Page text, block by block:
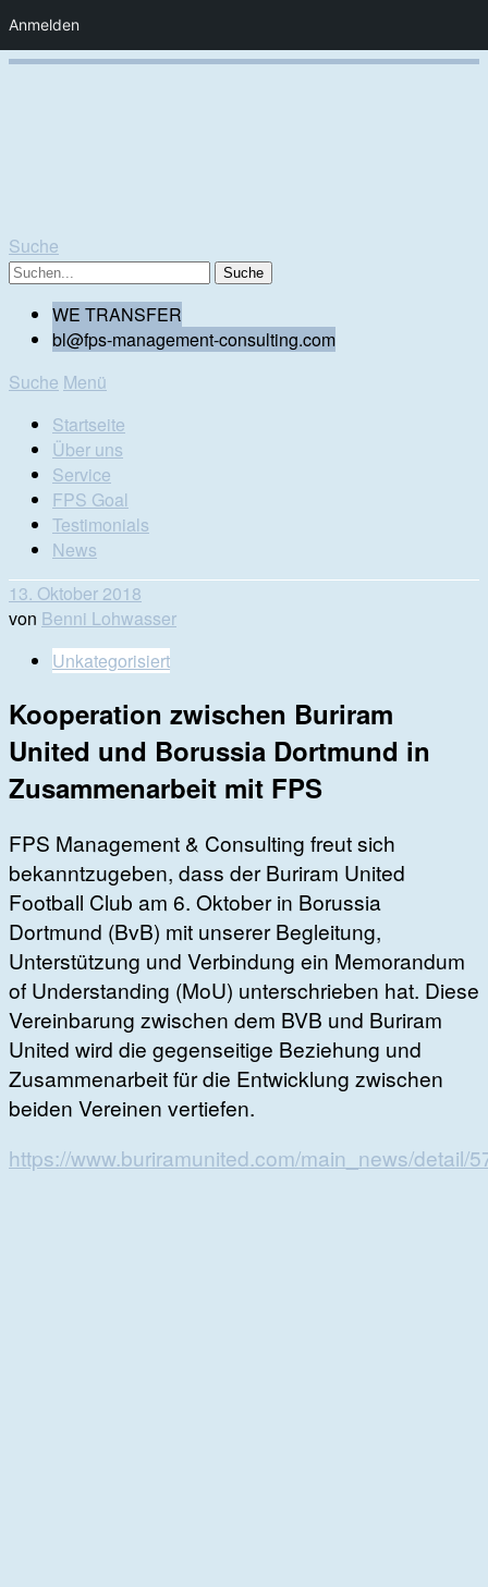
Suche
WE TRANSFER
bl@fps-management-consulting.com
Suche Menü
Startseite
Über uns
Service
FPS Goal
Testimonials
News
13. Oktober 2018
von Benni Lohwasser
Unkategorisiert
Kooperation zwischen Buriram
United und Borussia Dortmund in
Zusammenarbeit mit FPS
FPS Management & Consulting freut sich
bekanntzugeben, dass der Buriram United
Football Club am 6. Oktober in Borussia
Dortmund (BvB) mit unserer Begleitung,
Unterstützung und Verbindung ein Memorandum
of Understanding (MoU) unterschrieben hat. Diese
Vereinbarung zwischen dem BVB und Buriram
United wird die gegenseitige Beziehung und
Zusammenarbeit für die Entwicklung zwischen
beiden Vereinen vertiefen.
https://www.buriramunited.com/main_news/detail/
Anmelden